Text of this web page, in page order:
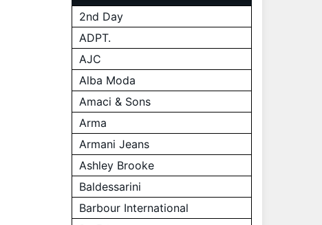
2nd Day
ADPT.
AJC
Alba Moda
Amaci & Sons
Arma
Armani Jeans
Ashley Brooke
Baldessarini
Barbour International